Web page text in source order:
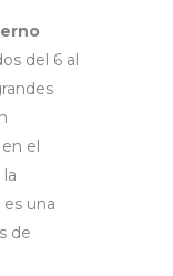
del 6 al
el
una
de